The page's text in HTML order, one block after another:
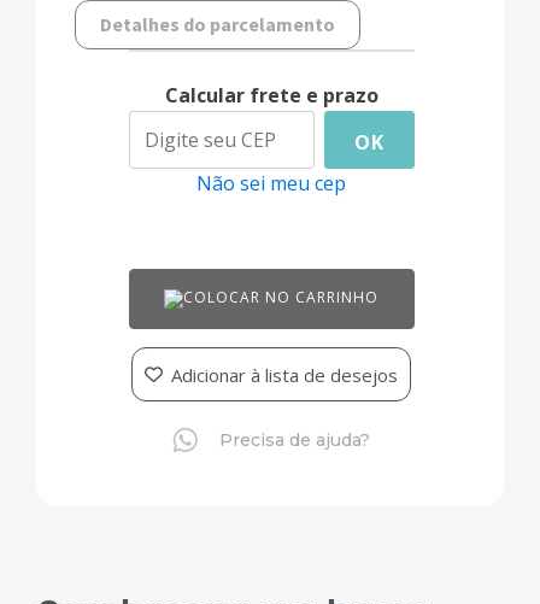
Detalhes do parcelamento
Calcular frete e prazo
OK
Não sei meu cep
COLOCAR NO CARRINHO
Adicionar à lista de desejos
Precisa de ajuda?